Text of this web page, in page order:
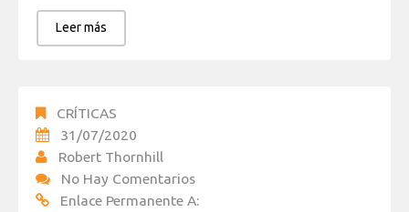
Leer más
CRÍTICAS
31/07/2020
Robert Thornhill
No Hay Comentarios
Enlace Permanente A: